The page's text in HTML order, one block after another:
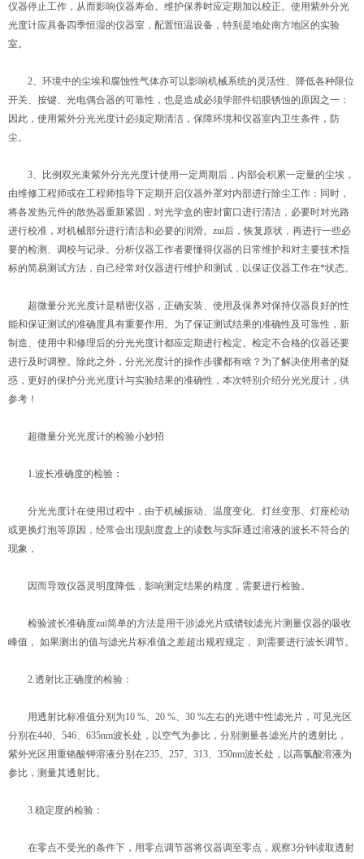
仪器停止工作，从而影响仪器寿命。维护保养时应定期加以校正。使用紫外分光
光度计应具备四季恒湿的仪器室，配置恒温设备，特别是地处南方地区的实验
室。
2、环境中的尘埃和腐蚀性气体亦可以影响机械系统的灵活性、降低各种限位
开关、按键、光电偶合器的可靠性，也是造成必须学部件铝膜锈蚀的原因之一：
因此，使用紫外分光光度计必须定期清洁，保障环境和仪器室内卫生条件，防
尘。
3、比例双光束紫外分光光度计使用一定周期后，内部会积累一定量的尘埃，
由维修工程师或在工程师指导下定期开启仪器外罩对内部进行除尘工作：同时，
将各发热元件的散热器重新紧固，对光学盒的密封窗口进行清洁，必要时对光路
进行校准，对机械部分进行清洁和必要的润滑。zui后，恢复原状，再进行一些必
要的检测、调校与记录。分析仪器工作者要懂得仪器的日常维护和对主要技术指
标的简易测试方法，自己经常对仪器进行维护和测试，以保证仪器工作在*状态。
超微量分光光度计是精密仪器，正确安装、使用及保养对保持仪器良好的性
能和保证测试的准确度具有重要作用。为了保证测试结果的准确性及可靠性，新
制造、使用中和修理后的分光光度计都应定期进行检定。检定不合格的仪器还要
进行及时调整。除此之外，分光光度计的操作步骤都有啥？为了解决使用者的疑
惑，更好的保护分光光度计与实验结果的准确性，本次特别介绍分光光度计，供
参考！
超微量分光光度计的检验小妙招
1.波长准确度的检验：
分光光度计在使用过程中，由于机械振动、温度变化、灯丝变形、灯座松动
或更换灯泡等原因，经常会出现刻度盘上的读数与实际通过溶液的波长不符合的
现象，
因而导致仪器灵明度降低，影响测定结果的精度，需要进行检验。
检验波长准确度zui简单的方法是用干涉滤光片或镨钕滤光片测量仪器的吸收
峰值， 如果测出的值与滤光片标准值之差超出规程规定， 则需要进行波长调节。
2.透射比正确度的检验：
用透射比标准值分别为10 %、20 %、30 %左右的光谱中性滤光片，可见光区
分别在440、546、635nm波长处，以空气为参比，分别测量各滤光片的透射比，
紫外光区用重铬酸钾溶液分别在235、257、313、350nm波长处，以高氯酸溶液为
参比，测量其透射比。
3.稳定度的检验：
在零点不受光的条件下，用零点调节器将仪器调至零点，观察3分钟读取透射